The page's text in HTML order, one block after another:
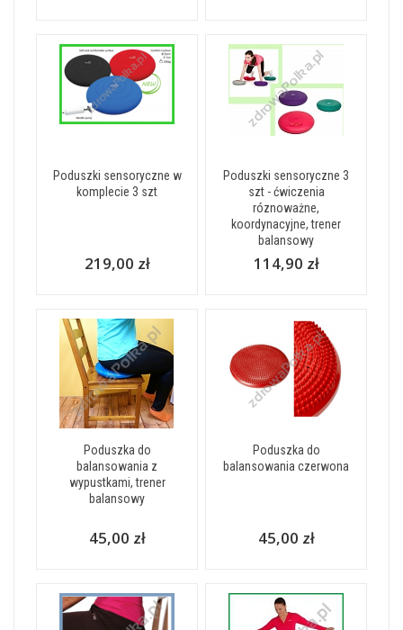
Poduszki sensoryczne w
komplecie 3 szt
219,00 zł
Poduszki sensoryczne 3
szt - ćwiczenia
róznoważne,
koordynacyjne, trener
balansowy
114,90 zł
Poduszka do
balansowania z
wypustkami, trener
balansowy
45,00 zł
Poduszka do
balansowania czerwona
45,00 zł